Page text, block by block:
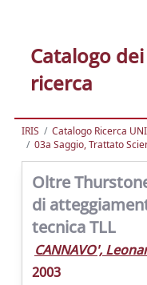
Catalogo
ricerca
IRIS Catalogo Ricerca
03a Saggio, Trattato
Oltre
di
tecnica TLL
CANNAVO',
2003